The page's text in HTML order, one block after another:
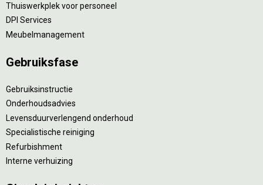
Thuiswerkplek voor personeel
DPI Services
Meubelmanagement
Gebruiksfase
Gebruiksinstructie
Onderhoudsadvies
Levensduurverlengend onderhoud
Specialistische reiniging
Refurbishment
Interne verhuizing